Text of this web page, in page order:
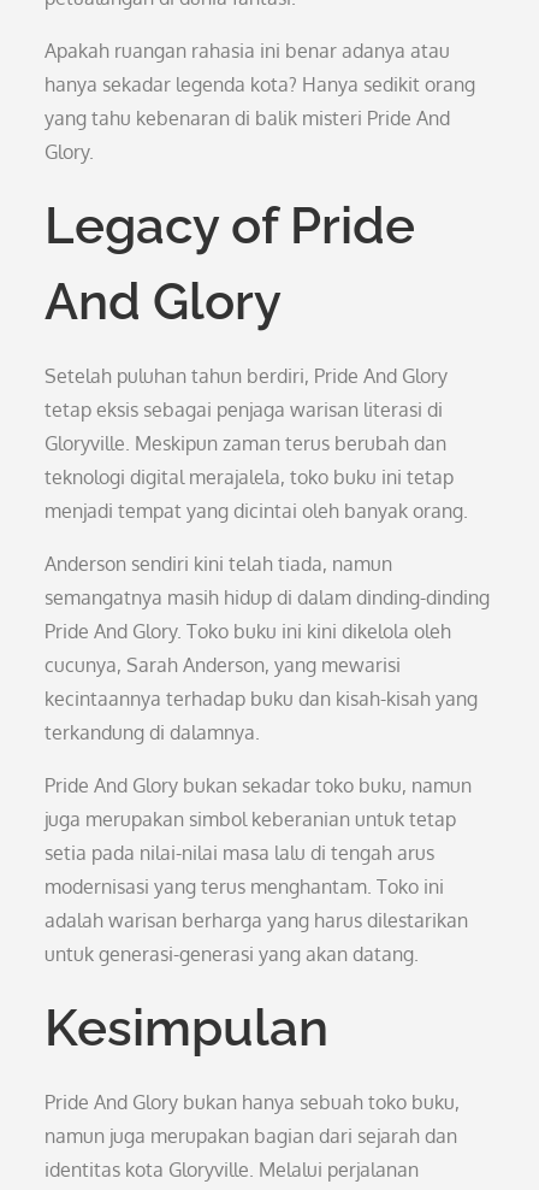
Apakah ruangan rahasia ini benar adanya atau
hanya sekadar legenda kota? Hanya sedikit orang
yang tahu kebenaran di balik misteri Pride And
Glory.
Legacy of Pride
And Glory
Setelah puluhan tahun berdiri, Pride And Glory
tetap eksis sebagai penjaga warisan literasi di
Gloryville. Meskipun zaman terus berubah dan
teknologi digital merajalela, toko buku ini tetap
menjadi tempat yang dicintai oleh banyak orang.
Anderson sendiri kini telah tiada, namun
semangatnya masih hidup di dalam dinding-dinding
Pride And Glory. Toko buku ini kini dikelola oleh
cucunya, Sarah Anderson, yang mewarisi
kecintaannya terhadap buku dan kisah-kisah yang
terkandung di dalamnya.
Pride And Glory bukan sekadar toko buku, namun
juga merupakan simbol keberanian untuk tetap
setia pada nilai-nilai masa lalu di tengah arus
modernisasi yang terus menghantam. Toko ini
adalah warisan berharga yang harus dilestarikan
untuk generasi-generasi yang akan datang.
Kesimpulan
Pride And Glory bukan hanya sebuah toko buku,
namun juga merupakan bagian dari sejarah dan
identitas kota Gloryville. Melalui perjalanan